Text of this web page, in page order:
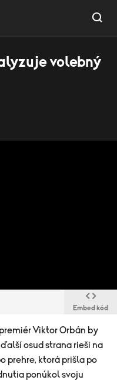
volebný
Embed kód
Viktor Orbán by
osud strana rieši na
prehre, ktorá prišla po
ponúkol svoju